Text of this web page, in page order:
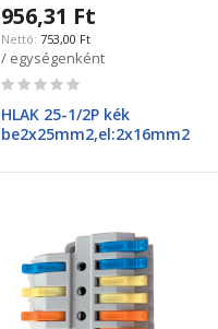
956,31 Ft
753,00 Ft
/ egységenként
Rating:
HLAK 25-1/2P kék
be2x25mm2,el:2x16mm2